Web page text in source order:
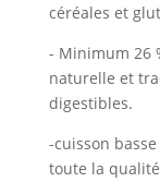
céréales et
- Minimum 26
naturelle et
digestibles.
-cuisson
toute la